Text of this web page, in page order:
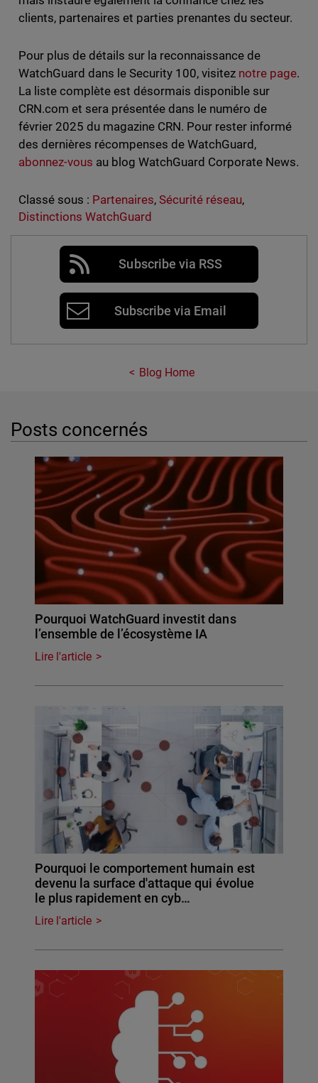
clients, partenaires et parties prenantes du secteur.
Pour plus de détails sur la reconnaissance de
WatchGuard dans le Security 100, visitez notre page.
La liste complète est désormais disponible sur
CRN.com et sera présentée dans le numéro de
février 2025 du magazine CRN. Pour rester informé
des dernières récompenses de WatchGuard,
abonnez-vous au blog WatchGuard Corporate News.
Classé sous : Partenaires, Sécurité réseau,
Distinctions WatchGuard
Subscribe via RSS
Subscribe via Email
Blog Home
Posts concernés
Pourquoi WatchGuard investit dans
l’ensemble de l’écosystème IA
Lire l'article
Pourquoi le comportement humain est
devenu la surface d'attaque qui évolue
le plus rapidement en cyb…
Lire l'article